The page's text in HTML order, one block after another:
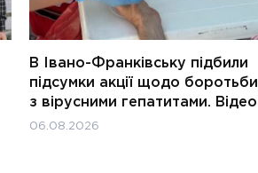
В Івано-Франківську підбили
підсумки акції щодо боротьби
з вірусними гепатитами. Відео
06.08.2026